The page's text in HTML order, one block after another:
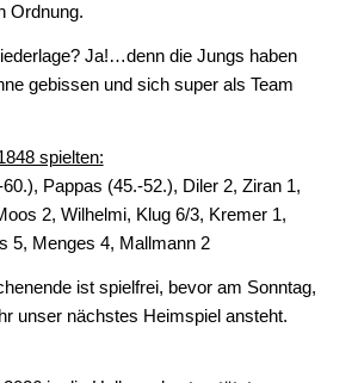
Ordnung.
Ja!…denn die Jungs haben
gebissen und sich super als Team
spielten:
Pappas (45.-52.), Diler 2, Ziran 1,
2, Wilhelmi, Klug 6/3, Kremer 1,
5, Menges 4, Mallmann 2
ist spielfrei, bevor am Sonntag,
unser nächstes Heimspiel ansteht.